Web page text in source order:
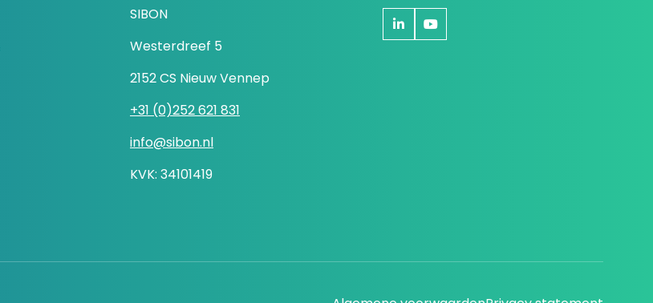
SIBON
Westerdreef 5
2152 CS Nieuw Vennep
+31 (0)252 621 831
info@sibon.nl
KVK: 34101419